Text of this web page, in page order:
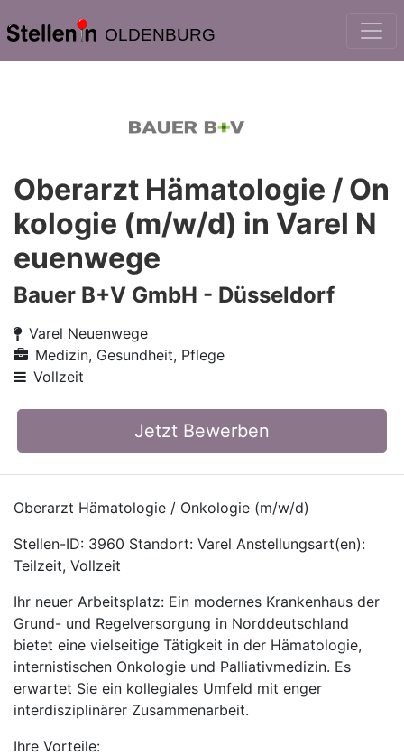
OLDENBURG
Oberarzt Hämatologie / On
kologie (m/w/d) in Varel N
euenwege
Bauer B+V GmbH - Düsseldorf
Varel Neuenwege
Medizin, Gesundheit, Pflege
Vollzeit
Jetzt Bewerben
Oberarzt Hämatologie / Onkologie (m/w/d)
Stellen-ID: 3960 Standort: Varel Anstellungsart(en):
Teilzeit, Vollzeit
Ihr neuer Arbeitsplatz: Ein modernes Krankenhaus der
Grund- und Regelversorgung in Norddeutschland
bietet eine vielseitige Tätigkeit in der Hämatologie,
internistischen Onkologie und Palliativmedizin. Es
erwartet Sie ein kollegiales Umfeld mit enger
interdisziplinärer Zusammenarbeit.
Ihre Vorteile: